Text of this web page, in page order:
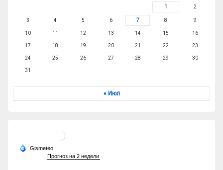
1 2
3 4 5 6 7 8 9
10 11 12 13 14 15 16
17 18 19 20 21 22 23
24 25 26 27 28 29 30
31
« Июл